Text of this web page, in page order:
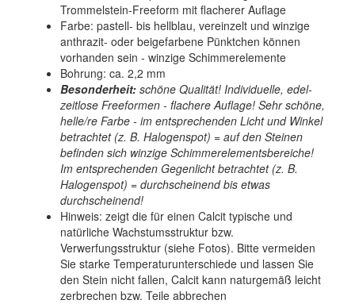
Trommelstein-Freeform mit flacherer Auflage
Farbe: pastell- bis hellblau, vereinzelt und winzige
anthrazit- oder beigefarbene Pünktchen können
vorhanden sein - winzige Schimmerelemente
Bohrung: ca. 2,2 mm
Besonderheit: schöne Qualität! Individuelle, edel-
zeitlose Freeformen - flachere Auflage! Sehr schöne,
helle/re Farbe - im entsprechenden Licht und Winkel
betrachtet (z. B. Halogenspot) = auf den Steinen
befinden sich winzige Schimmerelementsbereiche!
Im entsprechenden Gegenlicht betrachtet (z. B.
Halogenspot) = durchscheinend bis etwas
durchscheinend!
Hinweis: zeigt die für einen Calcit typische und
natürliche Wachstumsstruktur bzw.
Verwerfungsstruktur (siehe Fotos). Bitte vermeiden
Sie starke Temperaturunterschiede und lassen Sie
den Stein nicht fallen, Calcit kann naturgemäß leicht
zerbrechen bzw. Teile abbrechen